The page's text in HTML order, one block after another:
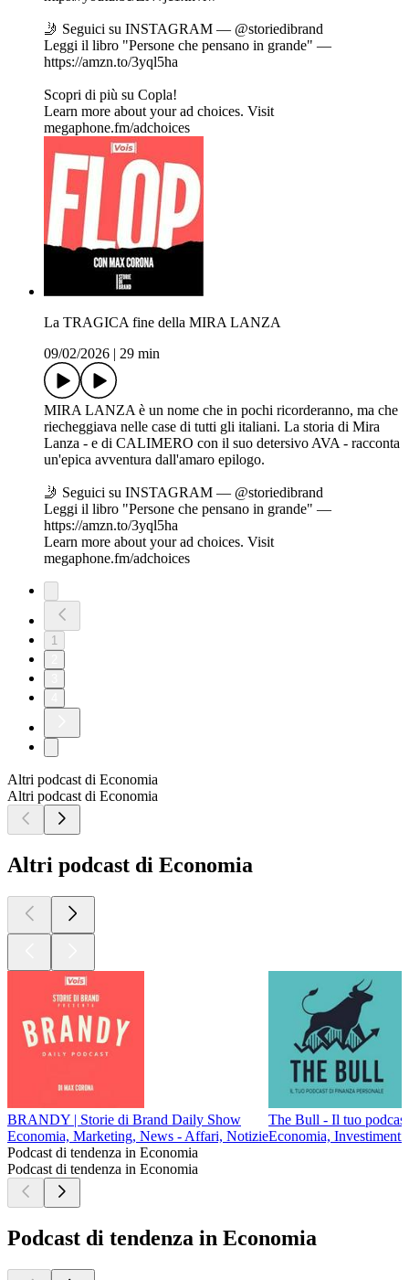
🤳 Seguici su INSTAGRAM — ⁠@storiedibrand⁠
Leggi il libro "Persone che pensano in grande" —
⁠https://amzn.to/3yql5ha
Scopri di più su Copla!
Learn more about your ad choices. Visit
megaphone.fm/adchoices
La TRAGICA fine della MIRA LANZA
09/02/2026
29 min
MIRA LANZA è un nome che in pochi ricorderanno, ma che
riecheggiava nelle case di tutti gli italiani. La storia di Mira
Lanza - e di CALIMERO con il suo detersivo AVA - racconta
un'epica avventura dall'amaro epilogo.
🤳 Seguici su INSTAGRAM — @storiedibrand
Leggi il libro "Persone che pensano in grande" —
https://amzn.to/3yql5ha
Learn more about your ad choices. Visit
megaphone.fm/adchoices
1
Altri podcast di Economia
Altri podcast di Economia
Altri podcast di Economia
BRANDY | Storie di Brand Daily Show
Economia, Marketing, News - Affari, Notizie
The Bull - Il tuo
Economia, Investimenti
Podcast di tendenza in Economia
Podcast di tendenza in Economia
Podcast di tendenza in Economia